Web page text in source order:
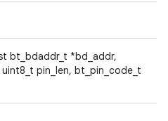
bt_bdaddr_t *bd_addr,
pin_len, bt_pin_code_t